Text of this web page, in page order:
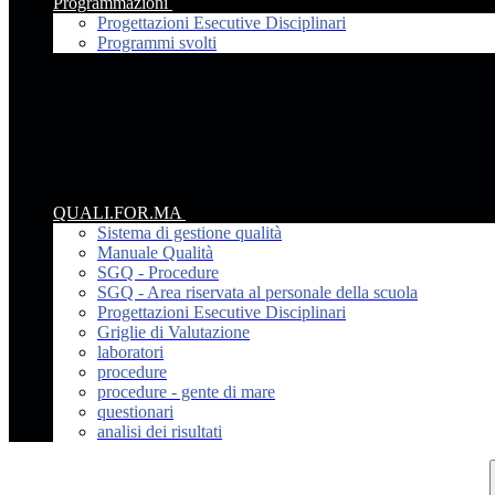
Progettazioni Esecutive Disciplinari
Programmi svolti
QUALI.FOR.MA
Sistema di gestione qualità
Manuale Qualità
SGQ - Procedure
SGQ - Area riservata al personale della scuola
Progettazioni Esecutive Disciplinari
Griglie di Valutazione
laboratori
procedure
procedure - gente di mare
questionari
analisi dei risultati